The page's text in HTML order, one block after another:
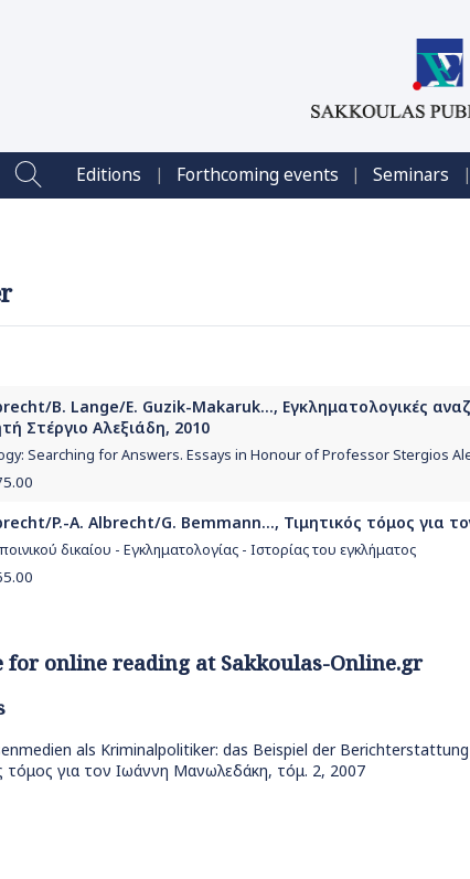
Editions | Forthcoming events | Seminars |
B. Lange/E. Guzik-Makaruk..., Εγκληματολογικές
Στέργιο Αλεξιάδη, 2010
Searching for Answers. Essays in Honour of Professor Stergios
P.-A. Albrecht/G. Bemmann..., Τιμητικός τόμος για
δικαίου - Εγκληματολογίας - Ιστορίας του εγκλήματος
for online reading at Sakkoulas-Online.gr
als Kriminalpolitiker: das Beispiel der Berichterstattung
τόμος για τον Ιωάννη Μανωλεδάκη, τόμ. 2, 2007